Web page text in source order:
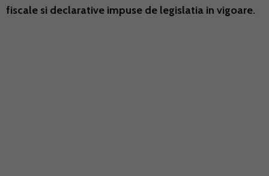
fiscale si declarative impuse de legislatia in vigoare.